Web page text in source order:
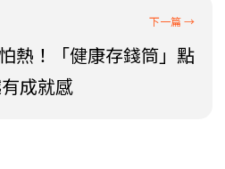
熱！「健康存錢筒」點
成就感